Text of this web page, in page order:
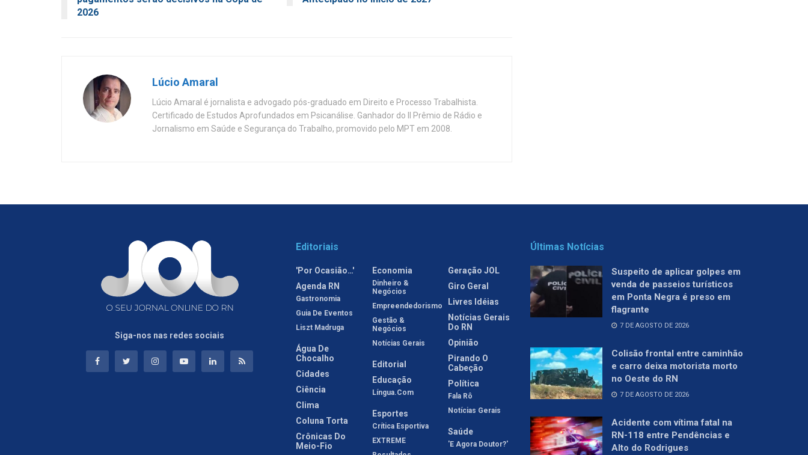
2026
Lúcio Amaral
Lúcio Amaral é jornalista e advogado pós-graduado em Direito e Processo Trabalhista.
Certificado de Estudos Aprofundados em Psicanálise. Ganhador do II Prêmio de Rádio e
Jornalismo em Saúde e Segurança do Trabalho, promovido pelo MPT em 2008.
Siga-nos nas redes sociais
Editoriais
'Por Ocasião…'
Agenda RN
Gastronomia
Guia De Eventos
Liszt Madruga
Água De
Chocalho
Cidades
Ciência
Clima
Coluna Torta
Crônicas Do
Meio-Fio
Economia
Dinheiro &
Negócios
Empreendedorismo
Gestão &
Negócios
Notícias Gerais
Editorial
Educação
Língua.com
Esportes
Crítica Esportiva
EXTREME
Geração JOL
Giro Geral
Livres Idéias
Notícias Gerais
Do RN
Opinião
Pirando O
Cabeção
Política
Fala Rô
Notícias Gerais
Saúde
'E Agora Doutor?'
Últimas Notícias
Suspeito de aplicar golpes em
venda de passeios turísticos
em Ponta Negra é preso em
flagrante
7 DE AGOSTO DE 2026
Colisão frontal entre caminhão
e carro deixa motorista morto
no Oeste do RN
7 DE AGOSTO DE 2026
Acidente com vítima fatal na
RN-118 entre Pendências e
Alto do Rodrigues